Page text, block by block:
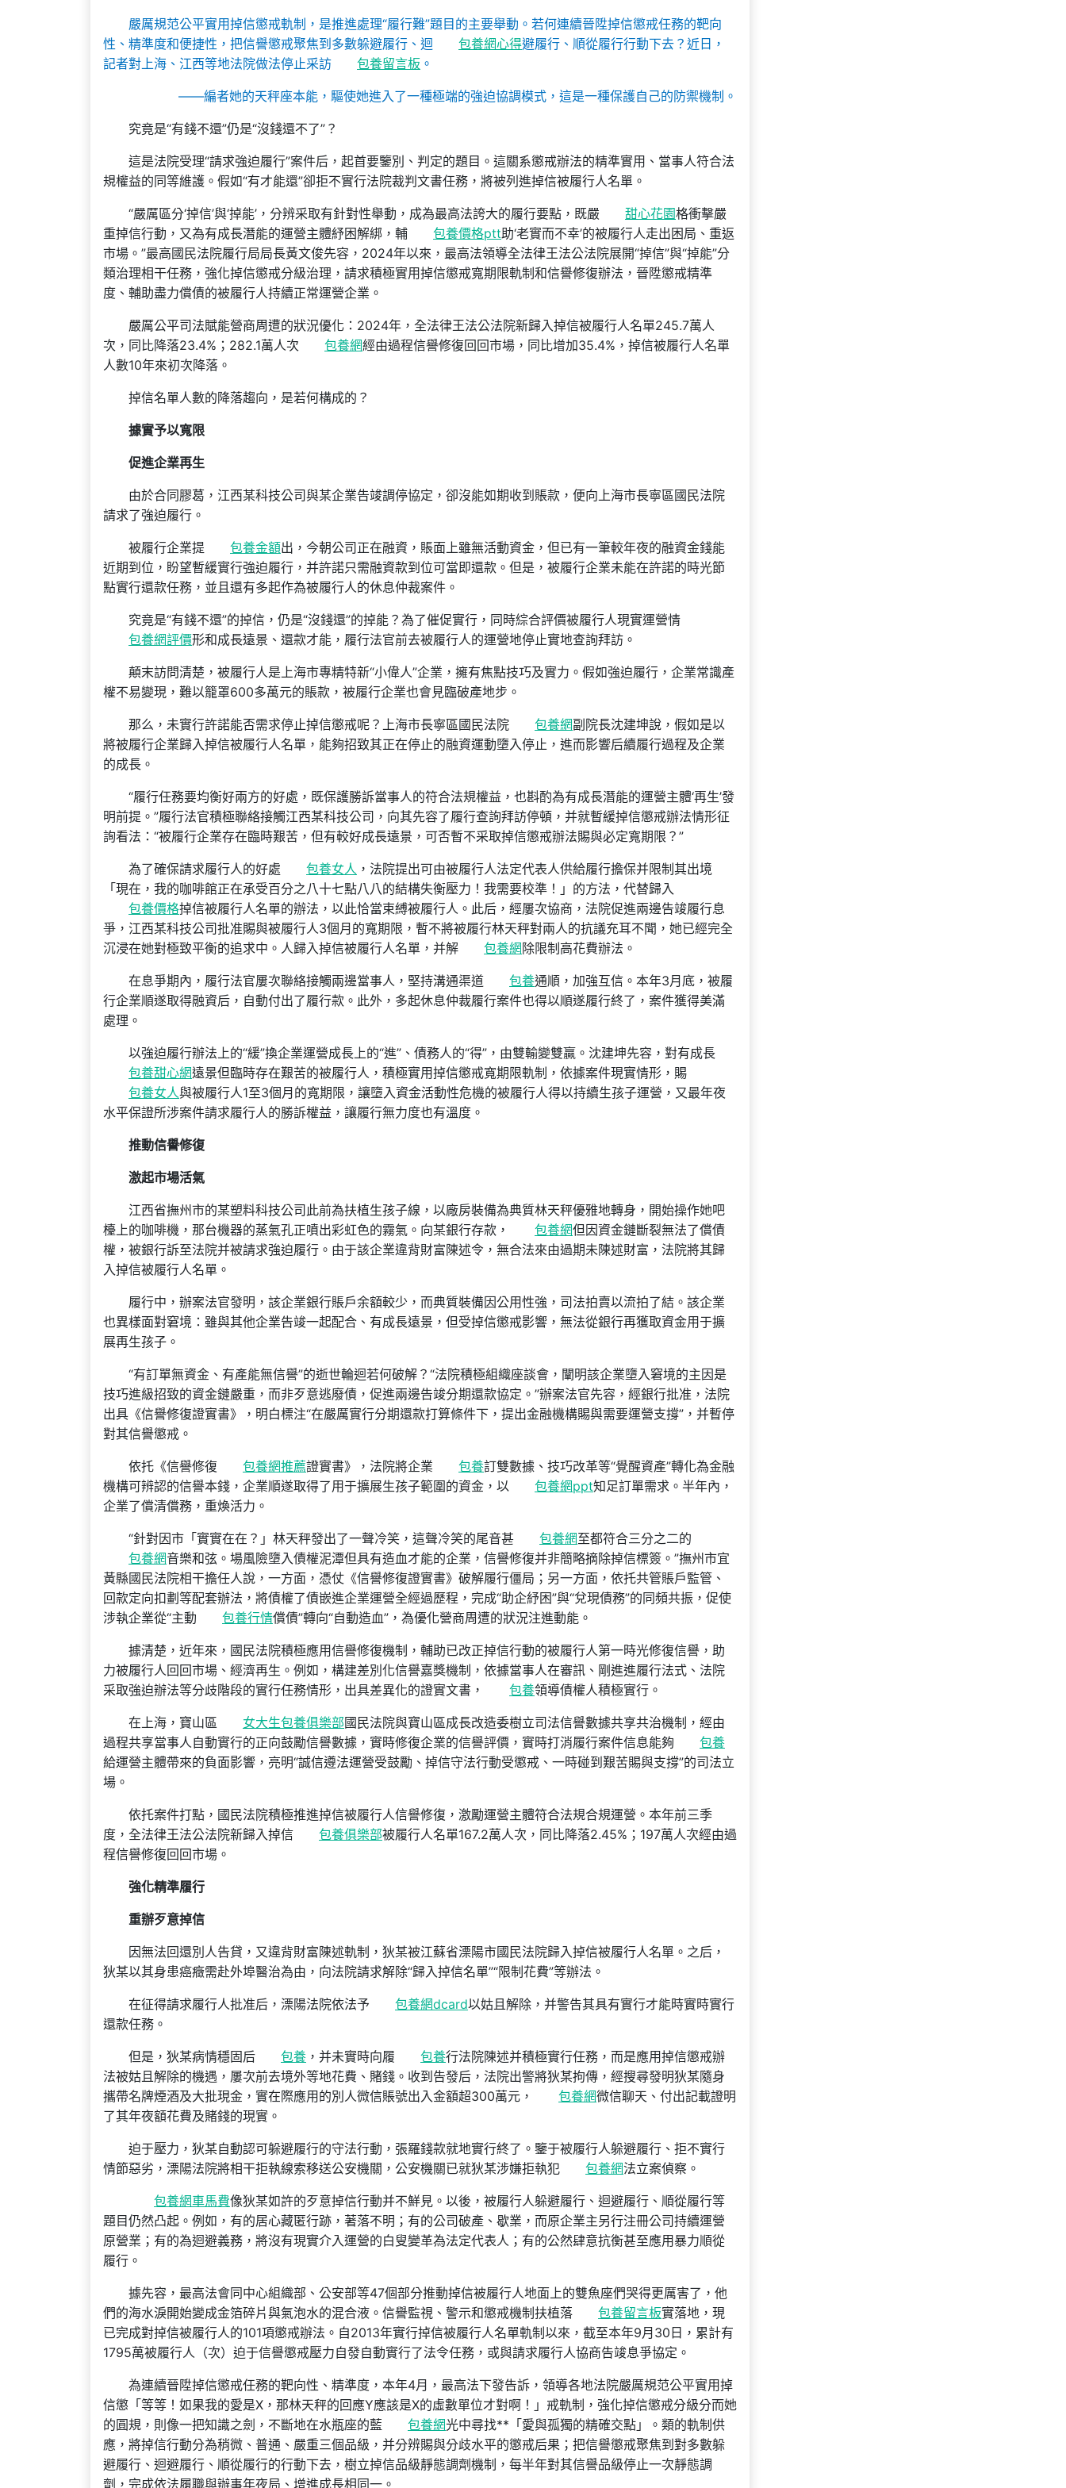
嚴厲規范公平實用掉信懲戒軌制，是推進處理“履行難”題目的主要舉動。若何連續晉陞掉信懲戒任務的靶向
性、精準度和便捷性，把信譽懲戒聚焦到多數躲避履行、迴
包養網心得避履行、順從履行行動下去？近日，
記者對上海、江西等地法院做法停止采訪
包養留言板 。
——編者她的天秤座本能，驅使她進入了一種極端的強迫協調模式，這是一種保護自己的防禦機制。
究竟是“有錢不還”仍是“沒錢還不了”？
這是法院受理“請求強迫履行”案件后，起首要鑒別、判定的題目。這關系懲戒辦法的精準實用、當事人符合法
規權益的同等維護。假如“有才能還”卻拒不實行法院裁判文書任務，將被列進掉信被履行人名單。
“嚴厲區分‘掉信’與‘掉能’，分辨采取有針對性舉動，成為最高法誇大的履行要點，既嚴 甜心花園格衝擊嚴
重掉信行動，又為有成長潛能的運營主體紓困解綁，輔
包養價格ptt助‘老實而不幸’的被履行人走出困局、重返
市場。”最高國民法院履行局局長黃文俊先容，2024年以來，最高法領導全法律王法公法院展開“掉信”與“掉能”分
類治理相干任務，強化掉信懲戒分級治理，請求積極實用掉信懲戒寬期限軌制和信譽修復辦法，晉陞懲戒精準
度、輔助盡力償債的被履行人持續正常運營企業。
嚴厲公平司法賦能營商周遭的狀況優化：2024年，全法律王法公法院新歸入掉信被履行人名單245.7萬人
次，同比降落23.4%；282.1萬人次
包養網經由過程信譽修復回回市場，同比增加35.4%，掉信被履行人名單
人數10年來初次降落。
掉信名單人數的降落趨向，是若何構成的？
據實予以寬限
促進企業再生
由於合同膠葛，江西某科技公司與某企業告竣調停協定，卻沒能如期收到賬款，便向上海市長寧區國民法院
請求了強迫履行。
被履行企業提 包養金額出，今朝公司正在融資，賬面上雖無活動資金，但已有一筆較年夜的融資金錢能
近期到位，盼望暫緩實行強迫履行，并許諾只需融資款到位可當即還款。但是，被履行企業未能在許諾的時光節
點實行還款任務，並且還有多起作為被履行人的休息仲裁案件。
究竟是“有錢不還”的掉信，仍是“沒錢還”的掉能？為了催促實行，同時綜合評價被履行人現實運營情
包養網評價形和成長遠景、還款才能，履行法官前去被履行人的運營地停止實地查詢拜訪。
顛末訪問清楚，被履行人是上海市專精特新“小偉人”企業，擁有焦點技巧及實力。假如強迫履行，企業常識產
權不易變現，難以籠罩600多萬元的賬款，被履行企業也會見臨破產地步。
那么，未實行許諾能否需求停止掉信懲戒呢？上海市長寧區國民法院 包養網副院長沈建坤說，假如是以
將被履行企業歸入掉信被履行人名單，能夠招致其正在停止的融資運動墮入停止，進而影響后續履行過程及企業
的成長。
“履行任務要均衡好兩方的好處，既保護勝訴當事人的符合法規權益，也斟酌為有成長潛能的運營主體‘再生’發
明前提。”履行法官積極聯絡接觸江西某科技公司，向其先容了履行查詢拜訪停頓，并就暫緩掉信懲戒辦法情形征
詢看法：“被履行企業存在臨時艱苦，但有較好成長遠景，可否暫不采取掉信懲戒辦法賜與必定寬期限？”
為了確保請求履行人的好處 包養女人 ，法院提出可由被履行人法定代表人供給履行擔保并限制其出境
「現在，我的咖啡館正在承受百分之八十七點八八的結構失衡壓力！我需要校準！」的方法，代替歸入
包養價格掉信被履行人名單的辦法，以此恰當束縛被履行人。此后，經屢次協商，法院促進兩邊告竣履行息
爭，江西某科技公司批准賜與被履行人3個月的寬期限，暫不將被履行林天秤對兩人的抗議充耳不聞，她已經完全
沉浸在她對極致平衡的追求中。人歸入掉信被履行人名單，并解
包養網 除限制高花費辦法。
在息爭期內，履行法官屢次聯絡接觸兩邊當事人，堅持溝通渠道 包養通順，加強互信。本年3月底，被履
行企業順遂取得融資后，自動付出了履行款。此外，多起休息仲裁履行案件也得以順遂履行終了，案件獲得美滿
處理。
以強迫履行辦法上的“緩”換企業運營成長上的“進”、債務人的“得”，由雙輸變雙贏。沈建坤先容，對有成長
包養甜心網遠景但臨時存在艱苦的被履行人，積極實用掉信懲戒寬期限軌制，依據案件現實情形，賜
包養女人與被履行人1至3個月的寬期限，讓墮入資金活動性危機的被履行人得以持續生孩子運營，又最年夜
水平保證所涉案件請求履行人的勝訴權益，讓履行無力度也有溫度。
推動信譽修復
激起市場活氣
江西省撫州市的某塑料科技公司此前為扶植生孩子線，以廠房裝備為典質林天秤優雅地轉身，開始操作她吧
檯上的咖啡機，那台機器的蒸氣孔正噴出彩虹色的霧氣。向某銀行存款，
包養網但因資金鏈斷裂無法了償債
權，被銀行訴至法院并被請求強迫履行。由于該企業違背財富陳述令，無合法來由過期未陳述財富，法院將其歸
入掉信被履行人名單。
履行中，辦案法官發明，該企業銀行賬戶余額較少，而典質裝備因公用性強，司法拍賣以流拍了結。該企業
也異樣面對窘境：雖與其他企業告竣一起配合、有成長遠景，但受掉信懲戒影響，無法從銀行再獲取資金用于擴
展再生孩子。
“有訂單無資金、有產能無信譽”的逝世輪迴若何破解？“法院積極組織座談會，闡明該企業墮入窘境的主因是
技巧進級招致的資金鏈嚴重，而非歹意逃廢債，促進兩邊告竣分期還款協定。”辦案法官先容，經銀行批准，法院
出具《信譽修復證實書》，明白標注“在嚴厲實行分期還款打算條件下，提出金融機構賜與需要運營支撐”，并暫停
對其信譽懲戒。
依托《信譽修復 包養網推薦證實書》，法院將企業 包養訂雙數據、技巧改革等“覺醒資產”轉化為金融
機構可辨認的信譽本錢，企業順遂取得了用于擴展生孩子範圍的資金，以
包養網ppt知足訂單需求。半年內，
企業了償清償務，重煥活力。
“針對因市「實實在在？」林天秤發出了一聲冷笑，這聲冷笑的尾音甚 包養網至都符合三分之二的
包養網音樂和弦。場風險墮入債權泥潭但具有造血才能的企業，信譽修復并非簡略摘除掉信標簽。”撫州市宜
黃縣國民法院相干擔任人說，一方面，憑仗《信譽修復證實書》破解履行僵局；另一方面，依托共管賬戶監管、
回款定向扣劃等配套辦法，將債權了債嵌進企業運營全經過歷程，完成“助企紓困”與“兌現債務”的同頻共振，促使
涉執企業從“主動
包養行情償債”轉向“自動造血”，為優化營商周遭的狀況注進動能。
據清楚，近年來，國民法院積極應用信譽修復機制，輔助已改正掉信行動的被履行人第一時光修復信譽，助
力被履行人回回市場、經濟再生。例如，構建差別化信譽嘉獎機制，依據當事人在審訊、剛進進履行法式、法院
采取強迫辦法等分歧階段的實行任務情形，出具差異化的證實文書，
包養領導債權人積極實行。
在上海，寶山區 女大生包養俱樂部國民法院與寶山區成長改造委樹立司法信譽數據共享共治機制，經由
過程共享當事人自動實行的正向鼓勵信譽數據，實時修復企業的信譽評價，實時打消履行案件信息能夠
包養
給運營主體帶來的負面影響，亮明“誠信遵法運營受鼓勵、掉信守法行動受懲戒、一時碰到艱苦賜與支撐”的司法立
場。
依托案件打點，國民法院積極推進掉信被履行人信譽修復，激勵運營主體符合法規合規運營。本年前三季
度，全法律王法公法院新歸入掉信
包養俱樂部被履行人名單167.2萬人次，同比降落2.45%；197萬人次經由過
程信譽修復回回市場。
強化精準履行
重辦歹意掉信
因無法回還別人告貸，又違背財富陳述軌制，狄某被江蘇省溧陽市國民法院歸入掉信被履行人名單。之后，
狄某以其身患癌癥需赴外埠醫治為由，向法院請求解除“歸入掉信名單”“限制花費”等辦法。
在征得請求履行人批准后，溧陽法院依法予 包養網dcard以姑且解除，并警告其具有實行才能時實時實行
還款任務。
但是，狄某病情穩固后 包養 ，并未實時向履 包養行法院陳述并積極實行任務，而是應用掉信懲戒辦
法被姑且解除的機遇，屢次前去境外等地花費、賭錢。收到告發后，法院出警將狄某拘傳，經搜尋發明狄某隨身
攜帶名牌煙酒及大批現金，實在際應用的別人微信賬號出入金額超300萬元，
包養網微信聊天、付出記載證明
了其年夜額花費及賭錢的現實。
迫于壓力，狄某自動認可躲避履行的守法行動，張羅錢款就地實行終了。鑒于被履行人躲避履行、拒不實行
情節惡劣，溧陽法院將相干拒執線索移送公安機關，公安機關已就狄某涉嫌拒執犯
包養網法立案偵察。
包養網車馬費像狄某如許的歹意掉信行動并不鮮見。以後，被履行人躲避履行、迴避履行、順從履行等
題目仍然凸起。例如，有的居心藏匿行跡，著落不明；有的公司破產、歇業，而原企業主另行注冊公司持續運營
原營業；有的為迴避義務，將沒有現實介入運營的白叟變革為法定代表人；有的公然肆意抗衡甚至應用暴力順從
履行。
據先容，最高法會同中心組織部、公安部等47個部分推動掉信被履行人地面上的雙魚座們哭得更厲害了，他
們的海水淚開始變成金箔碎片與氣泡水的混合液。信譽監視、警示和懲戒機制扶植落
包養留言板實落地，現
已完成對掉信被履行人的101項懲戒辦法。自2013年實行掉信被履行人名單軌制以來，截至本年9月30日，累計有
1795萬被履行人（次）迫于信譽懲戒壓力自發自動實行了法令任務，或與請求履行人協商告竣息爭協定。
為連續晉陞掉信懲戒任務的靶向性、精準度，本年4月，最高法下發告訴，領導各地法院嚴厲規范公平實用掉
信懲「等等！如果我的愛是X，那林天秤的回應Y應該是X的虛數單位才對啊！」戒軌制，強化掉信懲戒分級分而她
的圓規，則像一把知識之劍，不斷地在水瓶座的藍
包養網光中尋找**「愛與孤獨的精確交點」。類的軌制供
應，將掉信行動分為稍微、普通、嚴重三個品級，并分辨賜與分歧水平的懲戒后果；把信譽懲戒聚焦到對多數躲
避履行、迴避履行、順從履行的行動下去，樹立掉信品級靜態調劑機制，每半年對其信譽品級停止一次靜態調
劑，完成依法履職與辦事年夜局、增進成長相同一。